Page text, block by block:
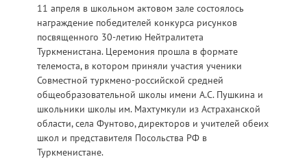
11 апреля в школьном актовом зале состоялось
награждение победителей конкурса рисунков
посвященного 30-летию Нейтралитета
Туркменистана. Церемония прошла в формате
телемоста, в котором приняли участия ученики
Совместной туркмено-российской средней
общеобразовательной школы имени А.С. Пушкина и
школьники школы им. Махтумкули из Астраханской
области, села Фунтово, директоров и учителей обеих
школ и представителя Посольства РФ в
Туркменистане.